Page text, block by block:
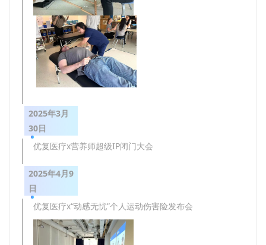
2025年3月
30日
优复医疗x营养师超级IP闭门大会
2025年4月9
日
优复医疗x“动感无忧”个人运动伤害险发布会